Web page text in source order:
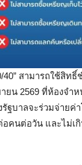
สามารถใช้สิทธิ์
ยน 2569 ที่ห้องจำ
รัฐบาลจะร่วมจ่ายค่
อคนต่อวัน และไม่เ